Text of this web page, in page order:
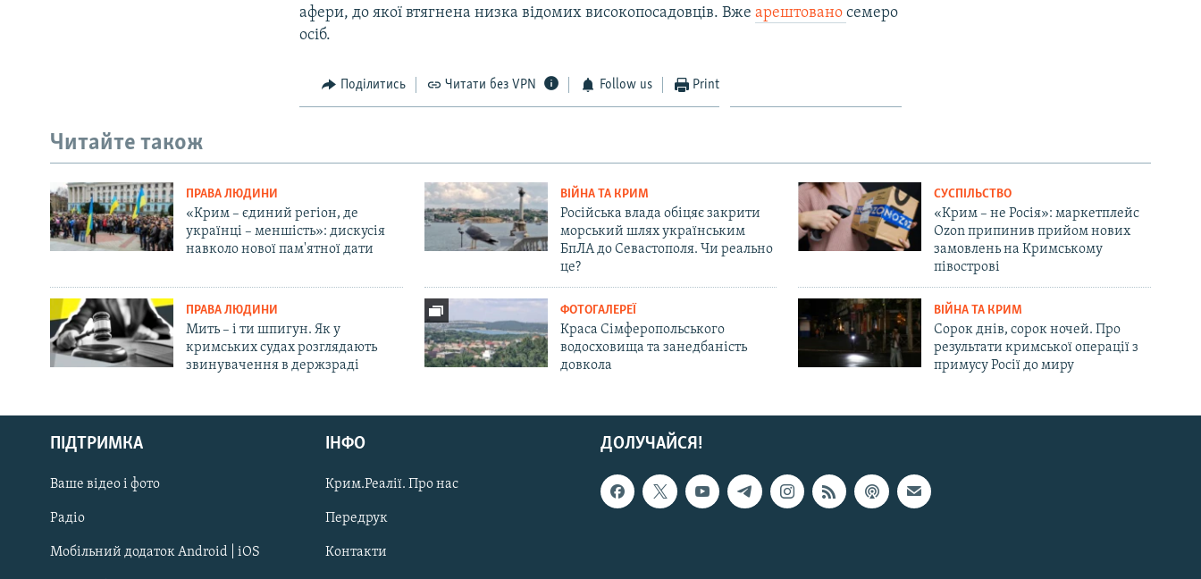
Русский
Qırımtatar
ДОЛУЧАЙСЯ!
афери, до якої втягнена низка відомих високопосадовців. Вжеарештованосемеро
осіб.
Поділитись Читати без VPN Follow us Print
Читайте також
ПРАВА ЛЮДИНИ
«Крим – єдиний регіон, де
українці – меншість»: дискусія
навколо нової пам'ятної дати
ВІЙНА ТА КРИМ
Російська влада обіцяє закрити
морський шлях українським
БпЛА до Севастополя. Чи реально
це?
СУСПІЛЬСТВО
«Крим – не Росія»: маркетплейс
Ozon припинив прийом нових
замовлень на Кримському
півострові
ПРАВА ЛЮДИНИ
Мить – і ти шпигун. Як у
кримських судах розглядають
звинувачення в держзраді
ФОТОГАЛЕРЕЇ
Краса Сімферопольського
водосховища та занедбаність
довкола
ВІЙНА ТА КРИМ
Сорок днів, сорок ночей. Про
результати кримської операції з
примусу Росії до миру
ДОЛУЧАЙСЯ!
ПІДТРИМКА
Ваше відео і фото
Радіо
Мобільний додаток Android | iOS
ІНФО
Крим.Реалії. Про нас
Передрук
Контакти